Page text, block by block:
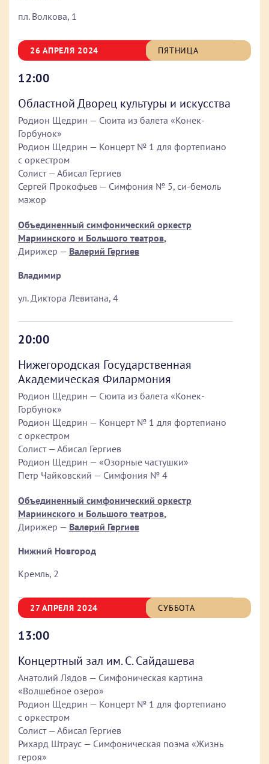
пл. Волкова, 1
26 АПРЕЛЯ 2024 ПЯТНИЦА
12:00
Областной Дворец культуры и искусства
Родион Щедрин — Сюита из балета «Конек-
Горбунок»
Родион Щедрин — Концерт № 1 для фортепиано
с оркестром
Солист — Абисал Гергиев
Сергей Прокофьев — Симфония № 5, си-бемоль
мажор
Объединенный симфонический оркестр
Мариинского и Большого театров,
Дирижер — Валерий Гергиев
Владимир
ул. Диктора Левитана, 4
20:00
Нижегородская Государственная
Академическая Филармония
Родион Щедрин — Сюита из балета «Конек-
Горбунок»
Родион Щедрин — Концерт № 1 для фортепиано
с оркестром
Солист — Абисал Гергиев
Родион Щедрин — «Озорные частушки»
Петр Чайковский — Симфония № 4
Объединенный симфонический оркестр
Мариинского и Большого театров,
Дирижер — Валерий Гергиев
Нижний Новгород
Кремль, 2
27 АПРЕЛЯ 2024 СУББОТА
13:00
Концертный зал им. С. Сайдашева
Анатолий Лядов — Симфоническая картина
«Волшебное озеро»
Родион Щедрин — Концерт № 1 для фортепиано
с оркестром
Солист — Абисал Гергиев
Рихард Штраус — Симфоническая поэма «Жизнь
героя»